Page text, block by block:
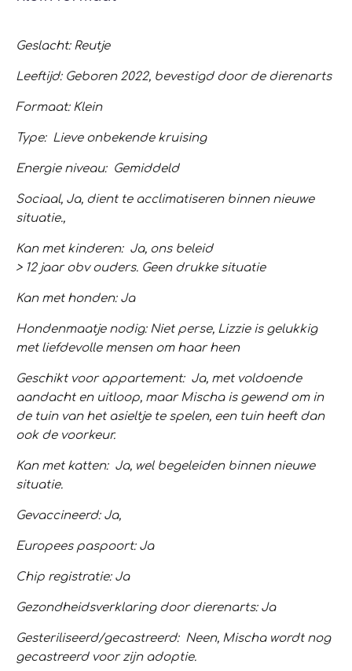
Geslacht: Reutje
Leeftijd: Geboren 2022, bevestigd door de dierenarts
Formaat: Klein
Type: Lieve onbekende kruising
Energie niveau: Gemiddeld
Sociaal, Ja, dient te acclimatiseren binnen nieuwe
situatie.,
Kan met kinderen: Ja, ons beleid
> 12 jaar obv ouders. Geen drukke situatie
Kan met honden: Ja
Hondenmaatje nodig: Niet perse, Lizzie is gelukkig
met liefdevolle mensen om haar heen
Geschikt voor appartement: Ja, met voldoende
aandacht en uitloop, maar Mischa is gewend om in
de tuin van het asieltje te spelen, een tuin heeft dan
ook de voorkeur.
Kan met katten: Ja, wel begeleiden binnen nieuwe
situatie.
Gevaccineerd: Ja,
Europees paspoort: Ja
Chip registratie: Ja
Gezondheidsverklaring door dierenarts: Ja
Gesteriliseerd/gecastreerd: Neen, Mischa wordt nog
gecastreerd voor zijn adoptie.